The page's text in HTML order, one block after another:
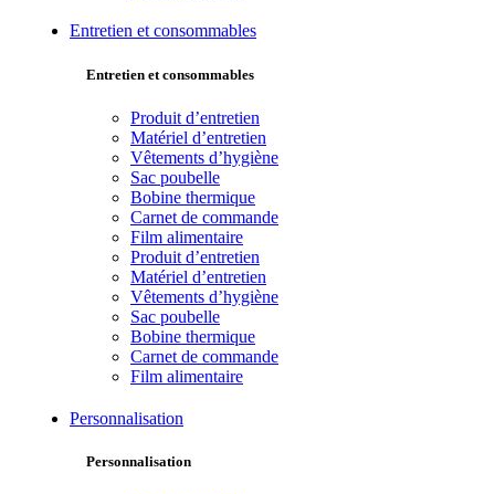
Entretien et consommables
Entretien et consommables
Produit d’entretien
Matériel d’entretien
Vêtements d’hygiène
Sac poubelle
Bobine thermique
Carnet de commande
Film alimentaire
Produit d’entretien
Matériel d’entretien
Vêtements d’hygiène
Sac poubelle
Bobine thermique
Carnet de commande
Film alimentaire
Personnalisation
Personnalisation